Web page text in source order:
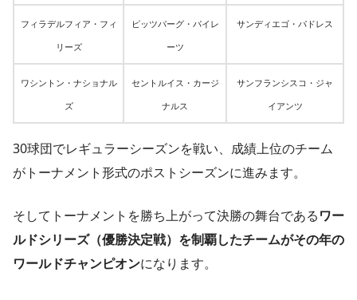
フィラデルフィア・フィ
リーズ
ピッツバーグ・パイレ
ーツ
サンディエゴ・パドレス
ワシントン・ナショナル
ズ
セントルイス・カージ
ナルス
サンフランシスコ・ジャ
イアンツ
30球団でレギュラーシーズンを戦い、成績上位のチーム
がトーナメント形式のポストシーズンに進みます。
そしてトーナメントを勝ち上がって決勝の舞台であるワー
ルドシリーズ（優勝決定戦）を制覇したチームがその年の
ワールドチャンピオンになります。